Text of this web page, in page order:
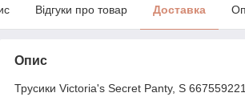
Відгуки про товар Доставка
Опис
Трусики Victoria's Secret Panty, S